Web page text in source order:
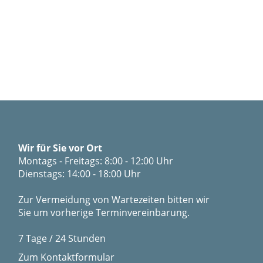
Wir für Sie vor Ort
Montags - Freitags: 8:00 - 12:00 Uhr
Dienstags: 14:00 - 18:00 Uhr
Zur Vermeidung von Wartezeiten bitten wir
Sie um vorherige Terminvereinbarung.
7 Tage / 24 Stunden
Zum Kontaktformular